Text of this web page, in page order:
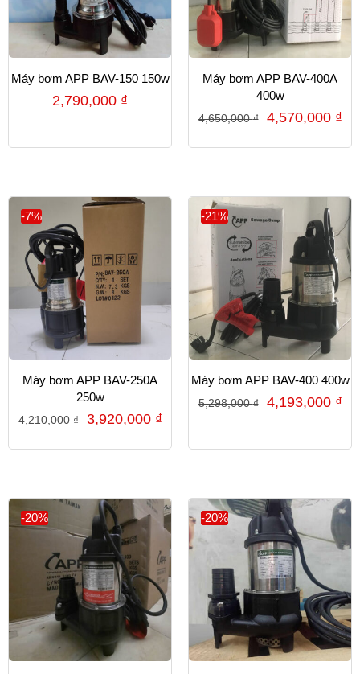
Máy bơm APP BAV-150 150w
2,790,000 ₫
Máy bơm APP BAV-400A
400w
4,650,000₫ 4,570,000 ₫
-7%
Máy bơm APP BAV-250A
250w
4,210,000₫ 3,920,000 ₫
-21%
Máy bơm APP BAV-400 400w
5,298,000₫ 4,193,000 ₫
-20% -20%